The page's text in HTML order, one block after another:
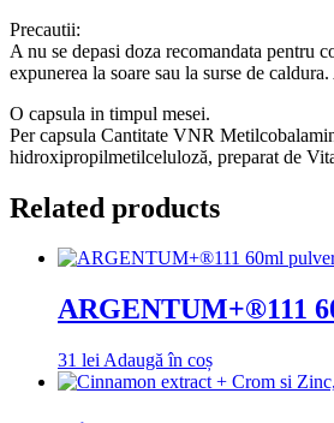
Precautii:
A nu se depasi doza recomandata pentru
expunerea la soare sau la surse de
O capsula in timpul mesei.
Per capsula Cantitate VNR
hidroxipropilmetilceluloză, preparat de
Related products
ARGENTUM+®111
31 lei Adaugă în coș